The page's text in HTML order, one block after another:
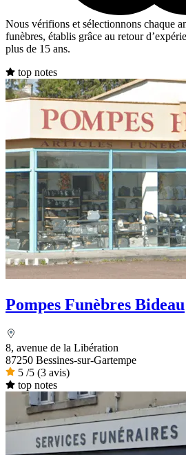
Nous vérifions et sélectionnons chaque
funèbres, établis grâce au retour
plus de 15 ans.
top notes
Pompes Funèbres Bideau
8, avenue de la Libération
87250 Bessines-sur-Gartempe
5 /5 (3 avis)
top notes